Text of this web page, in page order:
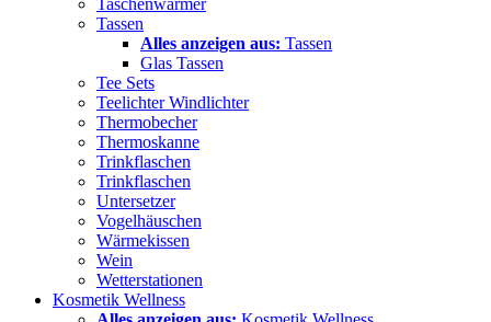
Taschenwärmer
Tassen
Alles anzeigen aus: Tassen
Glas Tassen
Tee Sets
Teelichter Windlichter
Thermobecher
Thermoskanne
Trinkflaschen
Trinkflaschen
Untersetzer
Vogelhäuschen
Wärmekissen
Wein
Wetterstationen
Kosmetik Wellness